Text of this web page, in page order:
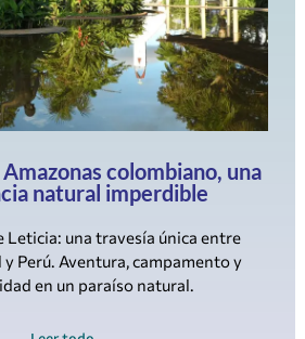
colombiano, una
natural imperdible
Leticia: una travesía única entre
Perú. Aventura, campamento y
en un paraíso natural.